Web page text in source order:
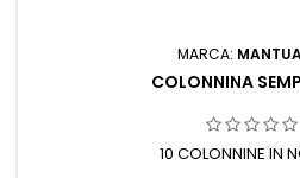
MARCA:
COLONNINA
10 COLONNINE IN